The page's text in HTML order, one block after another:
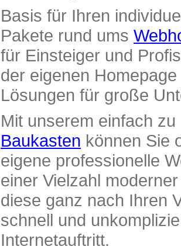
Basis für Ihren
Pakete rund ums
für Einsteiger und
der eigenen
Lösungen für große
Mit unserem einfach
Baukasten können Sie
eigene professionelle
einer Vielzahl
diese ganz nach Ihren
schnell und
Internetauftritt.